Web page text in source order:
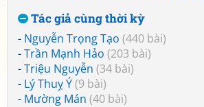
Tác giả cùng thời kỳ
- Nguyễn Trọng Tạo (440 bài)
-Trần Mạnh Hảo (203 bài)
-Triệu Nguyễn (34 bài)
- Lý Thuỵ Ý(9 bài)
- Mường Mán (40 bài)